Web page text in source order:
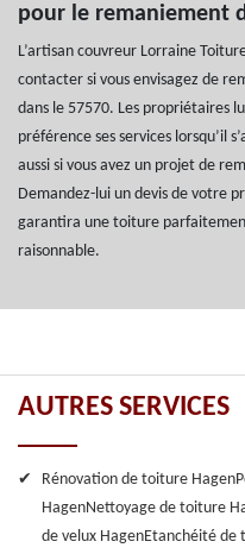
pour le remaniement
L’artisan couvreur Lorraine
contacter si vous envisagez de
dans le 57570. Les propriétaires
préférence ses services lorsqu’il
aussi si vous avez un projet de
Demandez-lui un devis de votre
garantira une toiture
raisonnable.
AUTRES SERVICES
Rénovation de toiture Hagen
HagenNettoyage de toiture
de velux HagenEtanchéité de